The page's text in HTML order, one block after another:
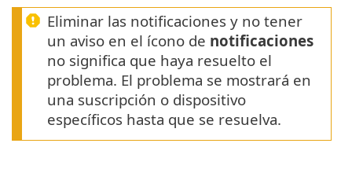
Eliminar las notificaciones y no tener
un aviso en el ícono de notificaciones
no significa que haya resuelto el
problema. El problema se mostrará en
una suscripción o dispositivo
específicos hasta que se resuelva.